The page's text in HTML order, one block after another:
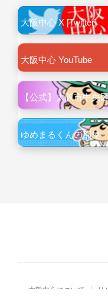
大阪中心 X [Twitter]
大阪中心 YouTube
【公式】大阪市中央
ゆめまるくんの部屋
大阪中心について リ